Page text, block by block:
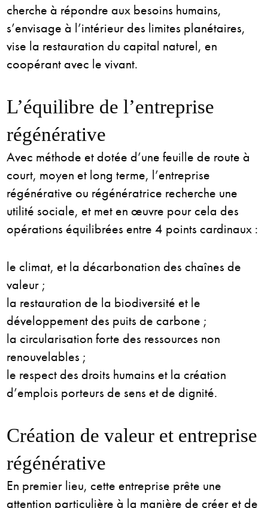
cherche à répondre aux besoins humains,
s’envisage à l’intérieur des limites planétaires,
vise la restauration du capital naturel, en
coopérant avec le vivant.
L’équilibre de l’entreprise
régénérative
Avec méthode et dotée d’une feuille de route à
court, moyen et long terme, l’entreprise
régénérative ou régénératrice recherche une
utilité sociale, et met en œuvre pour cela des
opérations équilibrées entre 4 points cardinaux :
le climat, et la décarbonation des chaînes de
valeur ;
la restauration de la biodiversité et le
développement des puits de carbone ;
la circularisation forte des ressources non
renouvelables ;
le respect des droits humains et la création
d’emplois porteurs de sens et de dignité.
Création de valeur et entreprise
régénérative
En premier lieu, cette entreprise prête une
attention particulière à la manière de créer et de